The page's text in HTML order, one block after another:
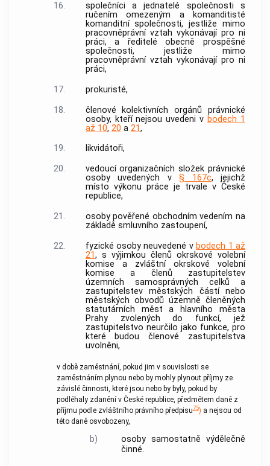
16.
společníci a jednatelé společnosti s
ručením omezeným a komanditisté
komanditní společnosti, jestliže mimo
pracovněprávní vztah vykonávají pro ni
práci, a ředitelé obecně prospěšné
společnosti, jestliže mimo
pracovněprávní vztah vykonávají pro ni
práci,
17.
prokuristé,
18.
členové kolektivních orgánů právnické
osoby, kteří nejsou uvedeni v bodech 1
až 10, 20 a 21,
19.
likvidátoři,
20.
vedoucí organizačních složek právnické
osoby uvedených v§ 167c, jejichž
místo výkonu práce je trvale v České
republice,
21.
osoby pověřené obchodním vedením na
základě smluvního zastoupení,
22.
fyzické osoby neuvedené v bodech 1 až
21, s výjimkou členů okrskové volební
komise a zvláštní okrskové volební
komise a členů zastupitelstev
územních samosprávných celků a
zastupitelstev městských částí nebo
městských obvodů územně členěných
statutárních měst a hlavního města
Prahy zvolených do funkcí, jež
zastupitelstvo neurčilo jako funkce, pro
které budou členové zastupitelstva
uvolněni,
v době zaměstnání, pokud jim v souvislosti se
zaměstnáním plynou nebo by mohly plynout příjmy ze
závislé činnosti, které jsou nebo by byly, pokud by
podléhaly zdanění v České republice, předmětem daně z
příjmu podle zvláštního právního předpisu75) a nejsou od
této daně osvobozeny,
b)
osoby samostatně výdělečně
činné.